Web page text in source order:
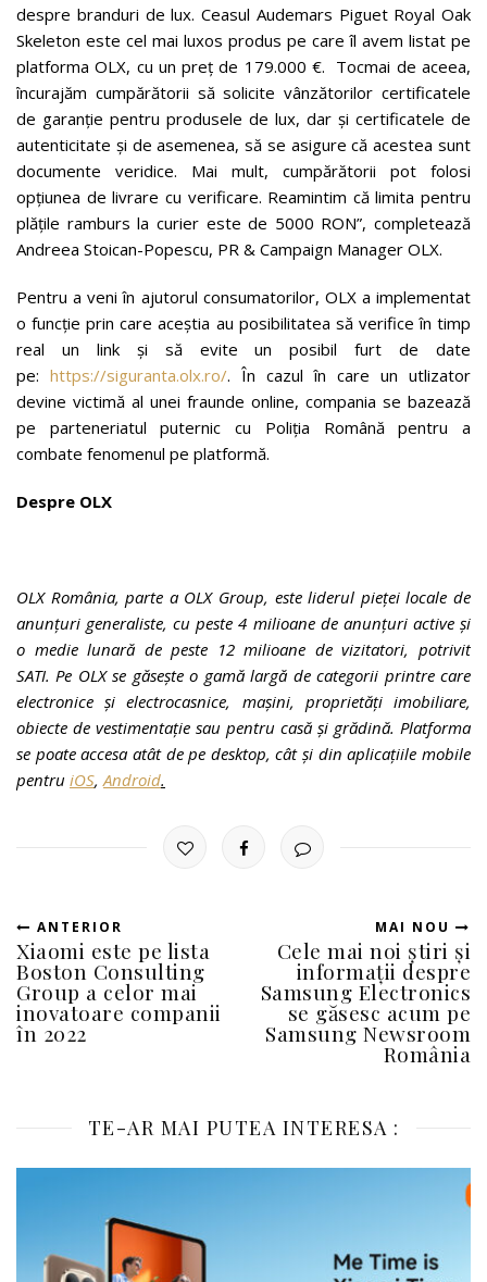
despre branduri de lux. Ceasul Audemars Piguet Royal Oak
Skeleton este cel mai luxos produs pe care îl avem listat pe
platforma OLX, cu un preț de 179.000 €. Tocmai de aceea,
încurajăm cumpărătorii să solicite vânzătorilor certificatele
de garanție pentru produsele de lux, dar și certificatele de
autenticitate și de asemenea, să se asigure că acestea sunt
documente veridice. Mai mult, cumpărătorii pot folosi
opțiunea de livrare cu verificare. Reamintim că limita pentru
plățile ramburs la curier este de 5000 RON”, completează
Andreea Stoican-Popescu, PR & Campaign Manager OLX.
Pentru a veni în ajutorul consumatorilor, OLX a implementat
o funcție prin care aceștia au posibilitatea să verifice în timp
real un link și să evite un posibil furt de date
pe: https://siguranta.olx.ro/. În cazul în care un utlizator
devine victimă al unei fraunde online, compania se bazează
pe parteneriatul puternic cu Poliția Română pentru a
combate fenomenul pe platformă.
Despre OLX
OLX România, parte a OLX Group, este liderul pieței locale de
anunțuri generaliste, cu peste 4 milioane de anunțuri active și
o medie lunară de peste 12 milioane de vizitatori, potrivit
SATI. Pe OLX se găsește o gamă largă de categorii printre care
electronice și electrocasnice, mașini, proprietăți imobiliare,
obiecte de vestimentație sau pentru casă și grădină. Platforma
se poate accesa atât de pe desktop, cât și din aplicațiile mobile
pentru iOS, Android.
ANTERIOR
Xiaomi este pe lista
Boston Consulting
Group a celor mai
inovatoare companii
în 2022
MAI NOU
Cele mai noi știri și
informații despre
Samsung Electronics
se găsesc acum pe
Samsung Newsroom
România
TE-AR MAI PUTEA INTERESA :